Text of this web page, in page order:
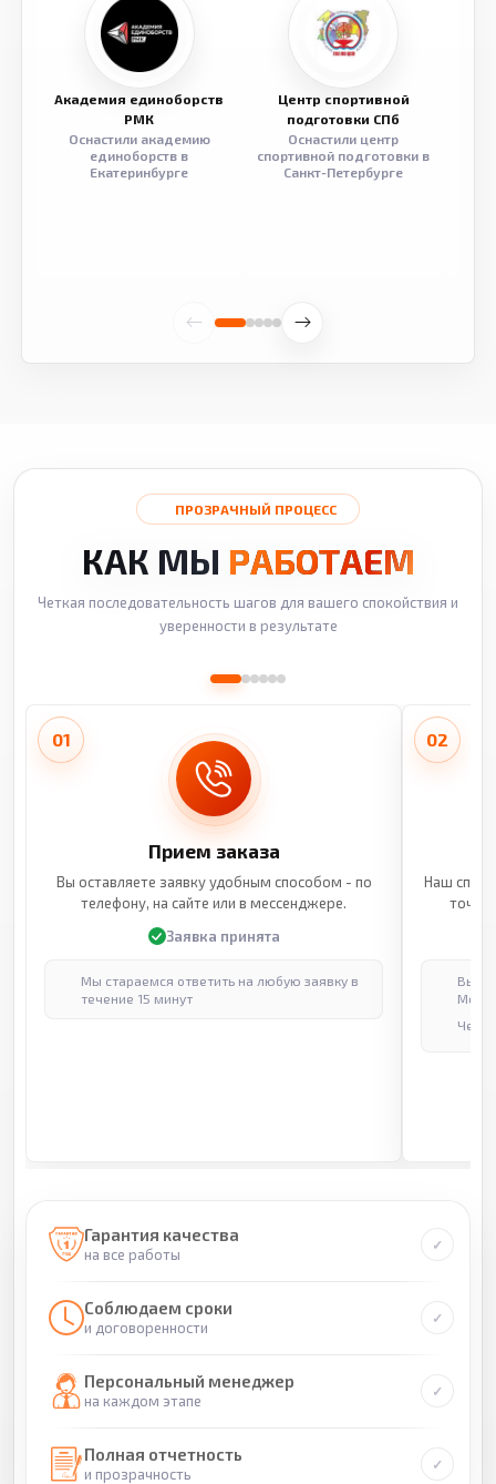
Академия единоборств
РМК
Оснастили академию
единоборств в
Екатеринбурге
Центр спортивной
подготовки СПб
Оснастили центр
спортивной подготовки в
Санкт-Петербурге
ПРОЗРАЧНЫЙ ПРОЦЕСС
КАК МЫ РАБОТАЕМ
Четкая последовательность шагов для вашего спокойствия и
уверенности в результате
01
Прием заказа
Вы оставляете заявку удобным способом - по
телефону, на сайте или в мессенджере.
Заявка принята
Мы стараемся ответить на любую заявку в
течение 15 минут
02
Наш
Гарантия качества
на все работы
Соблюдаем сроки
и договоренности
Персональный менеджер
на каждом этапе
Полная отчетность
и прозрачность